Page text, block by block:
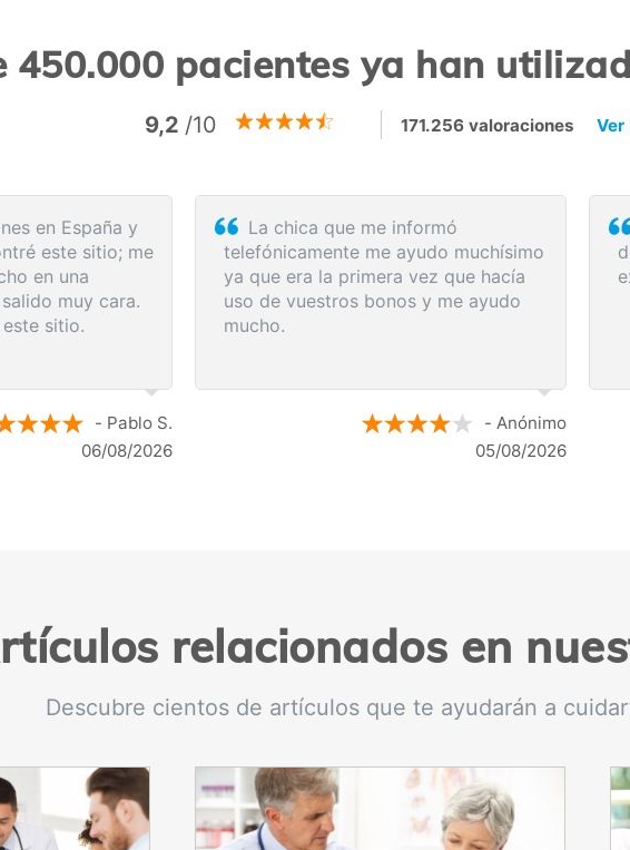
450.000 pacientes ya han
9,2 /10 171.256 valoraciones Ver
de reserva fue
sencillo. La videollamada
resultó de gran ayuda:
detalladamente las
de mi dolencia, me
pasos a seguir según los
de la resonancia.
04/08/2026
Rapidez y eficacia en la compra
los servicios médicos. Lo
04/08/
relacionados en
Descubre cientos de artículos que te ayudarán a